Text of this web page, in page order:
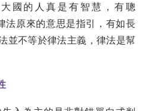
國的人真是有智慧，有聰
法原來的意思是指引，有如長
並不等於律法主義，律法是幫